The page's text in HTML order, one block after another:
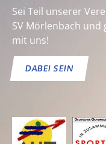
Sei Teil unserer
SV Mörlenbach und
mit uns!
DABEI SEIN